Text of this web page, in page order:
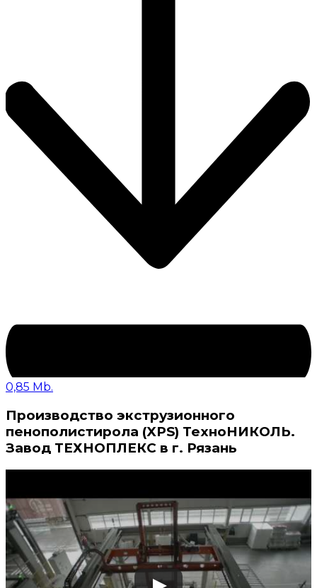
0,85 Mb.
Производство экструзионного
пенополистирола (XPS) ТехноНИКОЛЬ.
Завод ТЕХНОПЛЕКС в г. Рязань